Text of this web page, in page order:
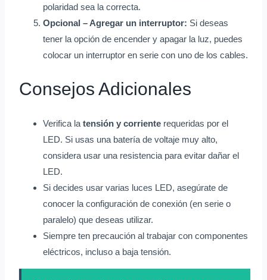
polaridad sea la correcta.
Opcional – Agregar un interruptor: Si deseas
tener la opción de encender y apagar la luz, puedes
colocar un interruptor en serie con uno de los cables.
Consejos Adicionales
Verifica la tensión y corriente requeridas por el
LED. Si usas una batería de voltaje muy alto,
considera usar una resistencia para evitar dañar el
LED.
Si decides usar varias luces LED, asegúrate de
conocer la configuración de conexión (en serie o
paralelo) que deseas utilizar.
Siempre ten precaución al trabajar con componentes
eléctricos, incluso a baja tensión.